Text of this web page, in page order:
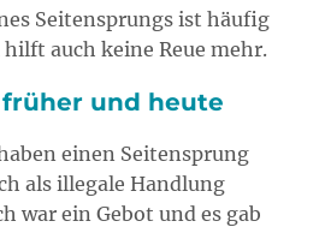
Seitensprungs ist häufig
auch keine Reue mehr.
und heute
einen Seitensprung
als illegale Handlung
war ein Gebot und es gab